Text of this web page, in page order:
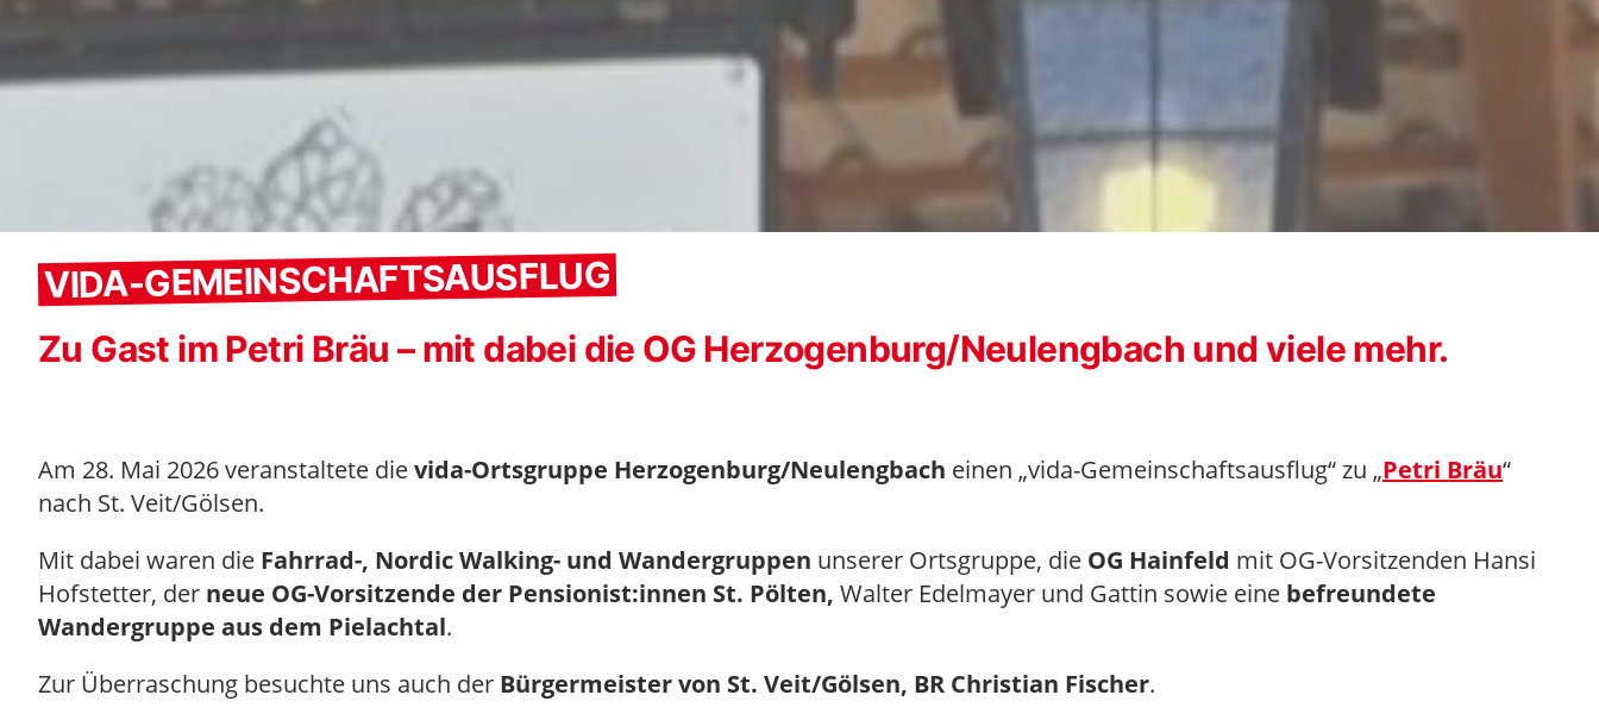
VIDA-GEMEINSCHAFTSAUSFLUG
Zu Gast im Petri Bräu – mit dabei die OG Herzogenburg/Neulengbach und viele mehr.
Am 28. Mai 2026 veranstaltete dievida-Ortsgruppe Herzogenburg/Neulengbach einen „vida-Gemeinschaftsausflug“ zu „Petri Bräu“
nach St. Veit/Gölsen.
Mit dabei waren die Fahrrad-, Nordic Walking- und Wandergruppen unserer Ortsgruppe, die OG Hainfeld mit OG-Vorsitzenden Hansi
Hofstetter, der neue OG-Vorsitzende der Pensionist:innen St. Pölten, Walter Edelmayer und Gattin sowie eine befreundete
Wandergruppe aus dem Pielachtal.
Zur Überraschung besuchte uns auch der Bürgermeister von St. Veit/Gölsen, BR Christian Fischer.